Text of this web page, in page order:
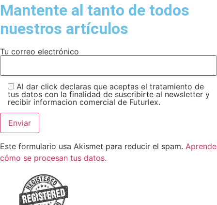
Mantente al tanto de todos
nuestros artículos
Tu correo electrónico
Al dar click declaras que aceptas el tratamiento de
tus datos con la finalidad de suscribirte al newsletter y
recibir informacion comercial de Futurlex.
Este formulario usa Akismet para reducir el spam. Aprende
cómo se procesan tus datos.